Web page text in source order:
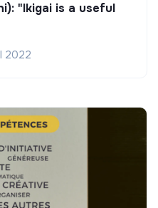
"Ikigai is a useful
2022